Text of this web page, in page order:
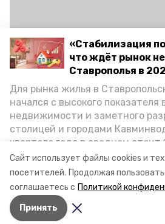
Сайт использует файлы cookies и
посетителей. Продолжая
соглашаетесь с Политикой
Принять
«Стабилизация
что ждёт рынок
Ставрополья в
Для рынка жилья в
начался с высокого показателя
недвижимости и заметного
столицей и городами
квартале года в среднем стоит
городах и округах региона, как
первичку и вторичку, какова
стройки собственного жилья в
прогнозы о стоимости
эксперты, выясняла
Как пользоваться сервисом Mir Pay
ставропольский край
платёжная система «мир»
Авторы: Анастасия Колмыкова